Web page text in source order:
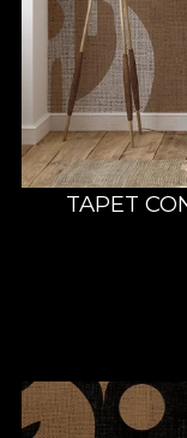
TAPET